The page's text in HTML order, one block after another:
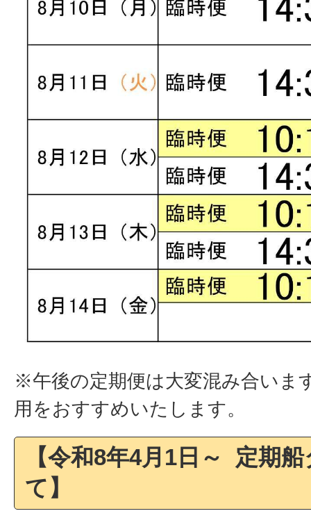
※午後の定期便は大変混み合いま
用をおすすめいたします。
【令和8年4月1日～ 定期
て】